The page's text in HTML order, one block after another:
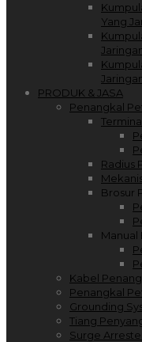
Yang
PRODUK & JASA
Penangkal
Radius
Brosur
Manual
Kabel
Penangkal
Grounding
Tiang
Surge